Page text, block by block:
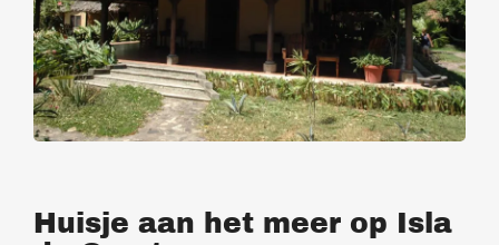
Huisje aan het meer op Isla